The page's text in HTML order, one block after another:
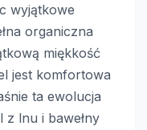
wyjątkowe
organiczna
miękkość
jest komfortowa
ta ewolucja
z lnu i bawełny